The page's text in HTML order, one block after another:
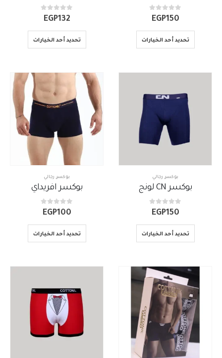
0
out of 5
EGP150
تحديد أحد الخيارات
0
out of 5
EGP132
تحديد أحد الخيارات
بوكسر, رجالي
بوكسر CN لونج
0
out of 5
EGP150
تحديد أحد الخيارات
بوكسر, رجالي
بوكسر افريداي
0
out of 5
EGP100
تحديد أحد الخيارات